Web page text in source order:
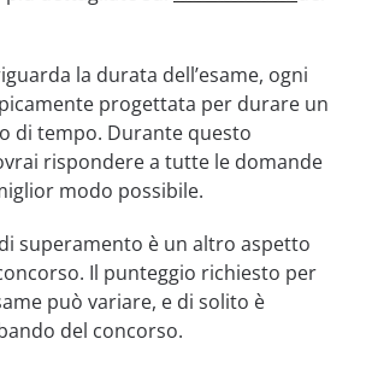
la durata dell’esame, ogni
progettata per durare un
di tempo. Durante questo
rispondere a tutte le domande
modo possibile.
superamento è un altro aspetto
Il punteggio richiesto per
può variare, e di solito è
del concorso.